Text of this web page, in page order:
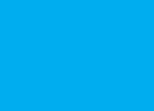
transportation